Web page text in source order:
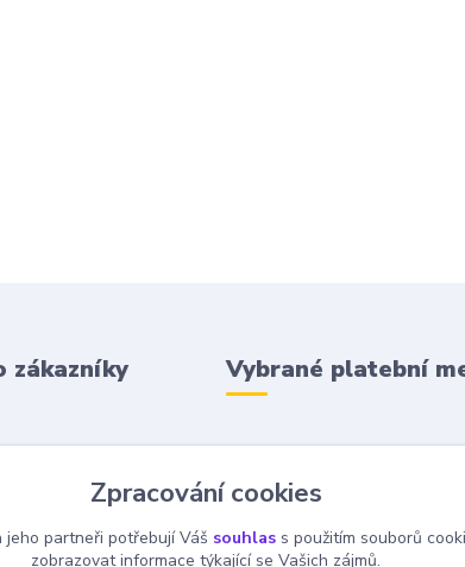
zákazníky Vybrané platební
Zpracování cookies
partneři potřebují Váš souhlas s použitím souborů
zobrazovat informace týkající se Vašich zájmů.